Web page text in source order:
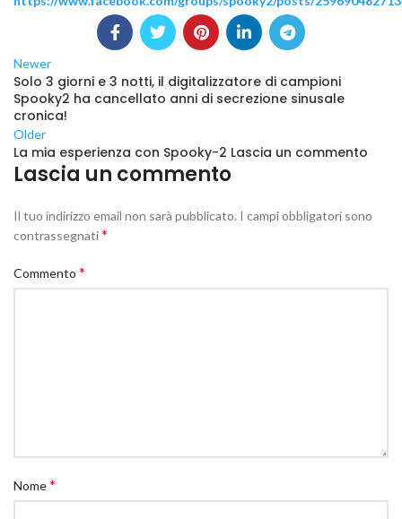
Newer
Solo 3 giorni e 3 notti, il digitalizzatore di campioni
Spooky2 ha cancellato anni di secrezione sinusale
cronica!
Older
La mia esperienza con Spooky-2 Lascia un commento
Lascia un commento
Il tuo indirizzo email non sarà pubblicato. I campi obbligatori sono
contrassegnati*
Commento *
Nome*